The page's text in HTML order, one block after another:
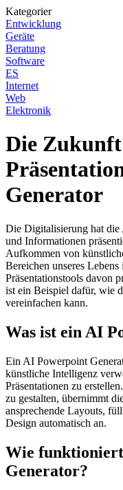
Kategorier
Entwicklung
Geräte
Beratung
Software
ES
Internet
Web
Elektronik
Die
Generator
Die Digitalisierung hat
und Informationen
Aufkommen von
Bereichen unseres Lebens
Präsentationstools davon
ist ein Beispiel dafür, wie
vereinfachen kann.
Was ist ein AI
Ein AI Powerpoint
künstliche Intelligenz
Präsentationen zu
zu gestalten, übernimmt
ansprechende Layouts,
Design automatisch an.
Wie
Generator?